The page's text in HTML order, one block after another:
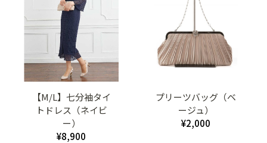
【M/L】七分袖タイ
トドレス（ネイビ
ー）
¥8,900
プリーツバッグ（ベ
ージュ）
¥2,000